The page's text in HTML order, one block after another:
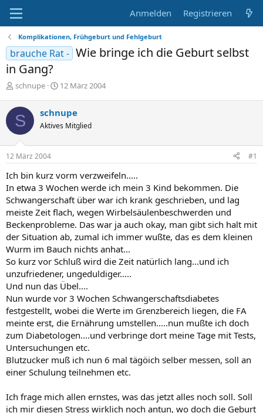
Anmelden Registrieren
Komplikationen, Frühgeburt und Fehlgeburt
brauche Rat - Wie bringe ich die Geburt selbst
in Gang?
E
s
t
e
l
l
e
schnupe
E
t
e
l
m
12 März 2004
S schnupe
Aktives Mitglied
12 März 2004 #1
Ich bin kurz vorm verzweifeln.....
In etwa 3 Wochen werde ich mein 3 Kind bekommen. Die
Schwangerschaft über war ich krank geschrieben, und lag
meiste Zeit flach, wegen Wirbelsäulenbeschwerden und
Beckenprobleme. Das war ja auch okay, man gibt sich halt mit
der Situation ab, zumal ich immer wußte, das es dem kleinen
Wurm im Bauch nichts anhat...
So kurz vor Schluß wird die Zeit natürlich lang...und ich
unzufriedener, ungeduldiger.....
Und nun das Übel....
Nun wurde vor 3 Wochen Schwangerschaftsdiabetes
festgestellt, wobei die Werte im Grenzbereich liegen, die FA
meinte erst, die Ernährung umstellen.....nun mußte ich doch
zum Diabetologen....und verbringe dort meine Tage mit Tests,
Untersuchungen etc.
Blutzucker muß ich nun 6 mal tägöich selber messen, soll an
einer Schulung teilnehmen etc.
Ich frage mich allen ernstes, was das jetzt alles noch soll. Soll
ich mir diesen Stress wirklich noch antun, wo doch die Geburt